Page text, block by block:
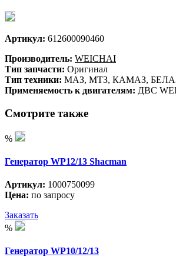
Артикул: 612600090460
Производитель: WEICHAI
Тип запчасти: Оригинал
Тип техники: МАЗ, МТЗ, КАМАЗ, БЕЛАЗ,
Применяемость к двигателям: ДВС
Смотрите также
%
Генератор WP12/13 Shacman
Артикул: 1000750099
Цена: по запросу
Заказать
%
Генератор WP10/12/13